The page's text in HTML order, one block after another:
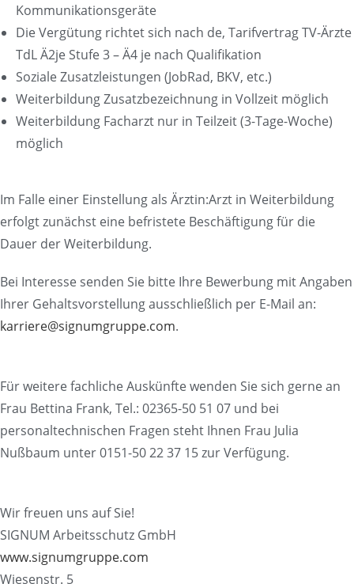
Kommunikationsgeräte
Die Vergütung richtet sich nach de, Tarifvertrag TV-Ärzte
TdL Ä2je Stufe 3 – Ä4 je nach Qualifikation
Soziale Zusatzleistungen (JobRad, BKV, etc.)
Weiterbildung Zusatzbezeichnung in Vollzeit möglich
Weiterbildung Facharzt nur in Teilzeit (3-Tage-Woche)
möglich
Im Falle einer Einstellung als Ärztin:Arzt in Weiterbildung
erfolgt zunächst eine befristete Beschäftigung für die
Dauer der Weiterbildung.
Bei Interesse senden Sie bitte Ihre Bewerbung mit Angaben
Ihrer Gehaltsvorstellung ausschließlich per E-Mail an:
karriere@signumgruppe.com.
Für weitere fachliche Auskünfte wenden Sie sich gerne an
Frau Bettina Frank, Tel.: 02365-50 51 07 und bei
personaltechnischen Fragen steht Ihnen Frau Julia
Nußbaum unter 0151-50 22 37 15 zur Verfügung.
Wir freuen uns auf Sie!
SIGNUM Arbeitsschutz GmbH
www.signumgruppe.com
Wiesenstr. 5